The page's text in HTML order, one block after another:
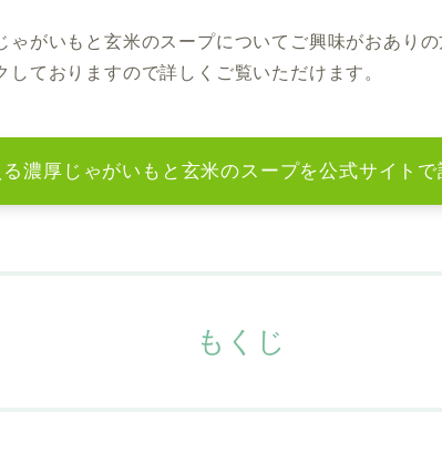
ゃがいもと玄米のスープについてご興味がおあり
しておりますので詳しくご覧いただけます。
濃厚じゃがいもと玄米のスープを公式サイトで
もくじ